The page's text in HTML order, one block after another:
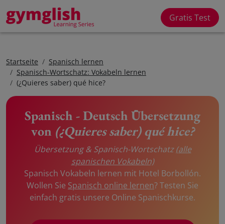
Gratis Test
Startseite
Spanisch lernen
Spanisch-Wortschatz: Vokabeln lernen
(¿Quieres saber) qué hice?
Spanisch - Deutsch Übersetzung
von (¿Quieres saber) qué hice?
Übersetzung & Spanisch-Wortschatz(alle
spanischen Vokabeln)
Spanisch Vokabeln lernen mit Hotel Borbollón.
Wollen Sie Spanisch online lernen? Testen Sie
einfach gratis unsere Online Spanischkurse.